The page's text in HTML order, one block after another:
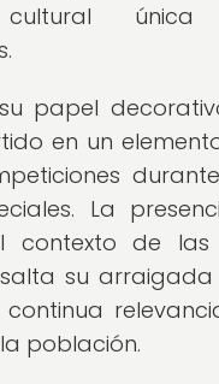
cultural
papel
en un
La
contexto de las
su
población.